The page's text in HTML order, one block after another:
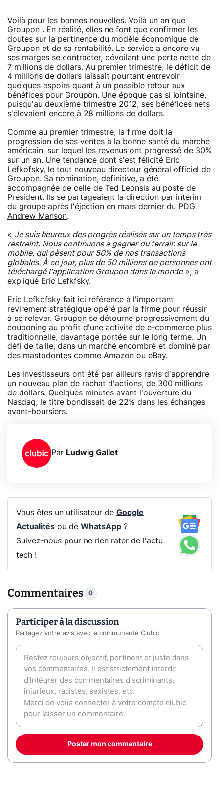
Voilà pour les bonnes nouvelles. Voilà un an que
Groupon . En réalité, elles ne font que confirmer les
doutes sur la pertinence du modèle économique de
Groupon et de sa rentabilité. Le service a encore vu
ses marges se contracter, dévoilant une perte nette de
7 millions de dollars. Au premier trimestre, le déficit de
4 millions de dollars laissait pourtant entrevoir
quelques espoirs quant à un possible retour aux
bénéfices pour Groupon. Une époque pas si lointaine,
puisqu'au deuxième trimestre 2012, ses bénéfices nets
s'élevaient encore à 28 millions de dollars.
Comme au premier trimestre, la firme doit la
progression de ses ventes à la bonne santé du marché
américain, sur lequel les revenus ont progressé de 30%
sur un an. Une tendance dont s'est félicité Eric
Lefkofsky, le tout nouveau directeur général officiel de
Groupon. Sa nomination, définitive, a été
accompagnée de celle de Ted Leonsis au poste de
Président. Ils se partageaient la direction par intérim
du groupe après
l'éjection en mars dernier du PDG
Andrew Manson.
« Je suis heureux des progrès réalisés sur un temps très
restreint. Nous continuons à gagner du terrain sur le
mobile, qui pèsent pour 50% de nos transactions
globales. À ce jour, plus de 50 millions de personnes ont
téléchargé l'application Groupon dans le monde», a
expliqué Eric Lefkfsky.
Eric Lefkofsky fait ici référence à l'important
revirement stratégique opéré par la firme pour réussir
à se relever. Groupon se détourne progressivement du
couponing au profit d'une activité de e-commerce plus
traditionnelle, davantage portée sur le long terme. Un
défi de taille, dans un marché encombré et dominé par
des mastodontes comme Amazon ou eBay.
Les investisseurs ont été par ailleurs ravis d'apprendre
un nouveau plan de rachat d'actions, de 300 millions
de dollars. Quelques minutes avant l'ouverture du
Nasdaq, le titre bondissait de 22% dans les échanges
avant-boursiers.
Par Ludwig Gallet
Vous êtes un utilisateur de Google
Actualitésou de WhatsApp?
Suivez-nous pour ne rien rater de l'actu
tech !
Commentaires 0
Participer à la discussion
Partagez votre avis avec la communauté Clubic.
Poster mon commentaire